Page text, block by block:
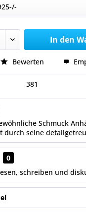
In den
Bewerten
381
Schmuck
durch seine
0
schreiben und